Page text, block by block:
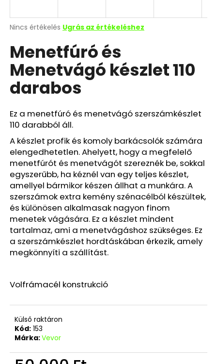
A
átlagos
értékelése
5-
ből
0,0
csillag.
Nincs értékelés Ugrás az értékeléshez
Menetfúró és
Menetvágó készlet 110
darabos
Ez a menetfúró és menetvágó szerszámkészlet
110 darabból áll.
A készlet profik és komoly barkácsolók számára
elengedhetetlen. Ahelyett, hogy a megfelelő
menetfúrót és menetvágót szereznék be, sokkal
egyszerűbb, ha kéznél van egy teljes készlet,
amellyel bármikor készen állhat a munkára. A
szerszámok extra kemény szénacélból készültek,
és különösen alkalmasak nagyon finom
menetek vágására. Ez a készlet mindent
tartalmaz, ami a menetvágáshoz szükséges. Ez
a szerszámkészlet hordtáskában érkezik, amely
megkönnyíti a szállítást.
Volfrámacél konstrukció
Külső raktáron
Kód: 153
Márka:Vevor